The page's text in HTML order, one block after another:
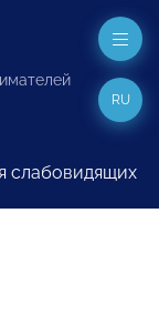
слабовидящих
RU